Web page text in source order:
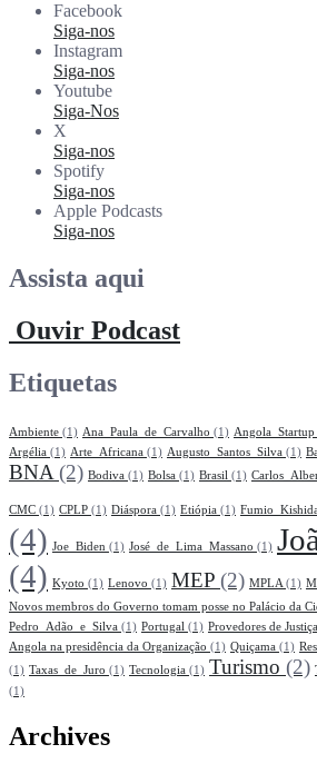
Facebook
Siga-nos
Instagram
Siga-nos
Youtube
Siga-Nos
X
Siga-nos
Spotify
Siga-nos
Apple Podcasts
Siga-nos
Assista aqui
Ouvir Podcast
Etiquetas
Ambiente (1) Ana_Paula_de_Carvalho (1)
Argélia (1) Arte_Africana (1) Augusto_Santos_Silva (1)
BNA (2) Bodiva (1) Bolsa (1) Brasil (1)
CMC (1) CPLP (1) Diáspora (1) Etiópia (1)
(4) Joe_Biden (1) José_de_Lima_Massano (1)
(4) Kyoto (1) Lenovo (1) MEP (2) MPLA (1)
Novos membros do Governo tomam posse no Palácio da
Pedro_Adão_e_Silva (1) Portugal (1) Provedores de
Angola na presidência da Organização (1) Quiçama (1)
(1) Taxas_de_Juro (1) Tecnologia (1) Turismo (2)
(1)
Archives